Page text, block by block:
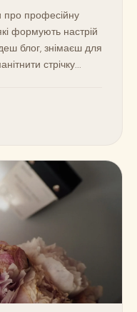
про професійну
формують настрій
блог, знімаєш для
стрічку...